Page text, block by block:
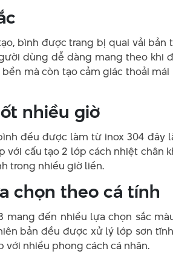
bình được trang bị quai vải bản
dùng dễ dàng mang theo khi
mà còn tạo cảm giác thoải mái
nhiều giờ
đều được làm từ inox 304 đây
với cấu tạo 2 lớp cách nhiệt chân
trong nhiều giờ liền.
chọn theo cá tính
mang đến nhiều lựa chọn sắc
bản đều được xử lý lớp sơn
nhiều phong cách cá nhân.